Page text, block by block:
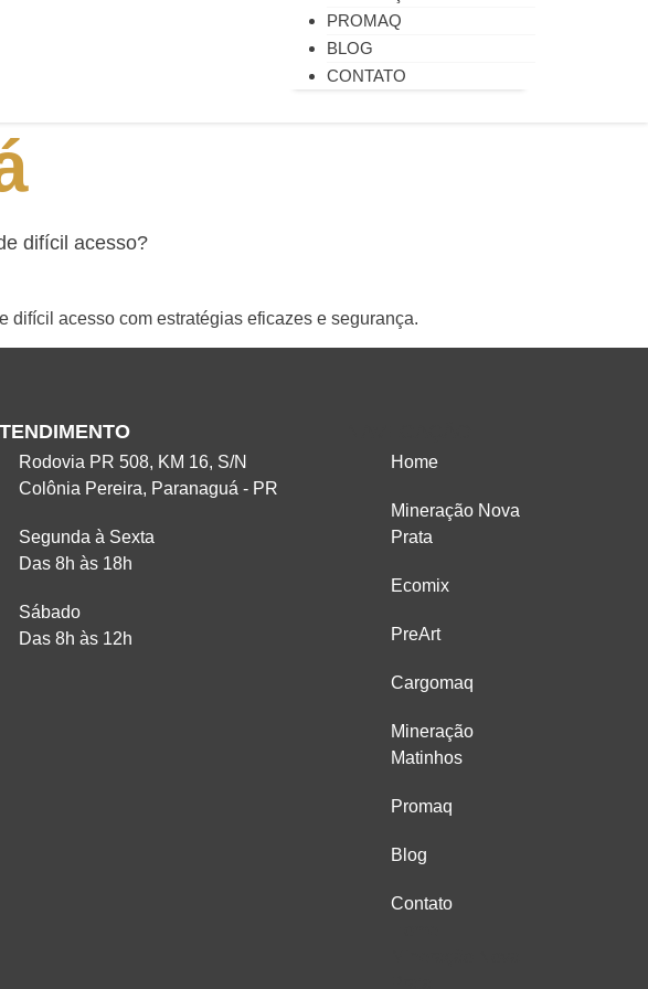
PROMAQ
BLOG
CONTATO
difícil acesso?
difícil acesso com estratégias eficazes e segurança.
Rodovia PR 508, KM 16, S/N
Colônia Pereira, Paranaguá - PR
Segunda à Sexta
Das 8h às 18h
Sábado
Das 8h às 12h
Home
Mineração Nova
Prata
Ecomix
PreArt
Cargomaq
Mineração
Matinhos
Promaq
Blog
Contato